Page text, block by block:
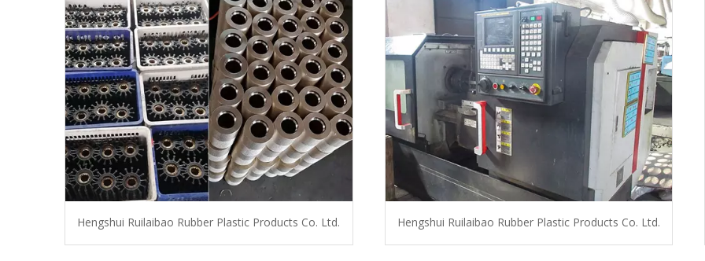
Hengshui Ruilaibao Rubber Plastic Products Co. Ltd. Hengshui Ruilaibao Rubber Plastic Products Co. Ltd.